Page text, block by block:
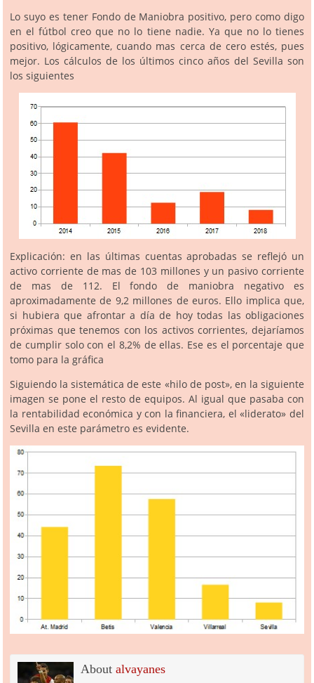
Lo suyo es tener Fondo de Maniobra positivo, pero como digo
en el fútbol creo que no lo tiene nadie. Ya que no lo tienes
positivo, lógicamente, cuando mas cerca de cero estés, pues
mejor. Los cálculos de los últimos cinco años del Sevilla son
los siguientes
Explicación: en las últimas cuentas aprobadas se reflejó un
activo corriente de mas de 103 millones y un pasivo corriente
de mas de 112. El fondo de maniobra negativo es
aproximadamente de 9,2 millones de euros. Ello implica que,
si hubiera que afrontar a día de hoy todas las obligaciones
próximas que tenemos con los activos corrientes, dejaríamos
de cumplir solo con el 8,2% de ellas. Ese es el porcentaje que
tomo para la gráfica
Siguiendo la sistemática de este «hilo de post», en la siguiente
imagen se pone el resto de equipos. Al igual que pasaba con
la rentabilidad económica y con la financiera, el «liderato» del
Sevilla en este parámetro es evidente.
About alvayanes